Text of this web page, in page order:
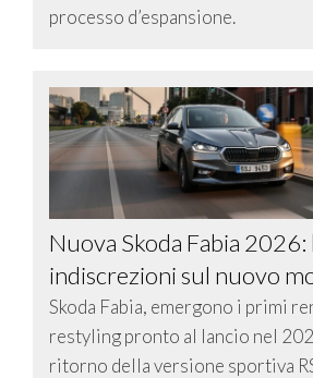
processo d’espansione.
Nuova Skoda Fabia 2026:
indiscrezioni sul nuovo
Skoda Fabia, emergono i primi
restyling pronto al lancio nel
ritorno della versione sportiva